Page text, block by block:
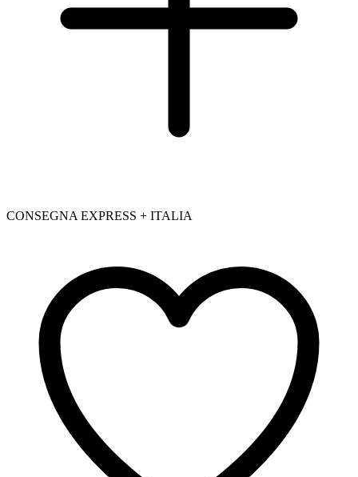
CONSEGNA EXPRESS + ITALIA